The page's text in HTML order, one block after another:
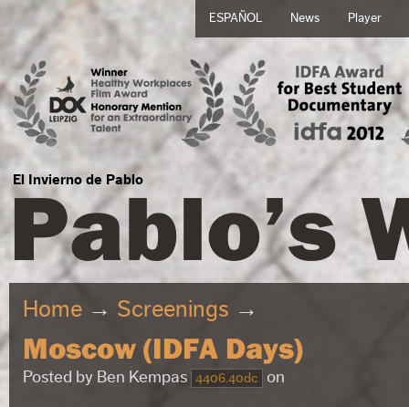
ESPAÑOL News Player
El Invierno de Pablo
Pablo’s
Home → Screenings →
Moscow (IDFA Days)
Posted by Ben Kempas 4406.40dc on